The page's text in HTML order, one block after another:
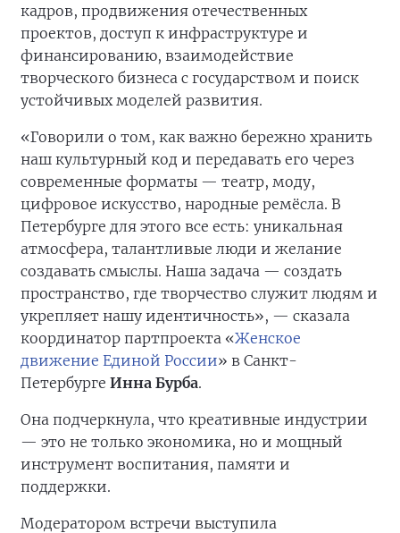
кадров, продвижения отечественных
проектов, доступ к инфраструктуре и
финансированию, взаимодействие
творческого бизнеса с государством и поиск
устойчивых моделей развития.
«Говорили о том, как важно бережно хранить
наш культурный код и передавать его через
современные форматы — театр, моду,
цифровое искусство, народные ремёсла. В
Петербурге для этого все есть: уникальная
атмосфера, талантливые люди и желание
создавать смыслы. Наша задача — создать
пространство, где творчество служит людям и
укрепляет нашу идентичность», — сказала
координатор партпроекта «Женское
движение Единой России» в Санкт-
Петербурге Инна Бурба.
Она подчеркнула, что креативные индустрии
— это не только экономика, но и мощный
инструмент воспитания, памяти и
поддержки.
Модератором встречи выступила